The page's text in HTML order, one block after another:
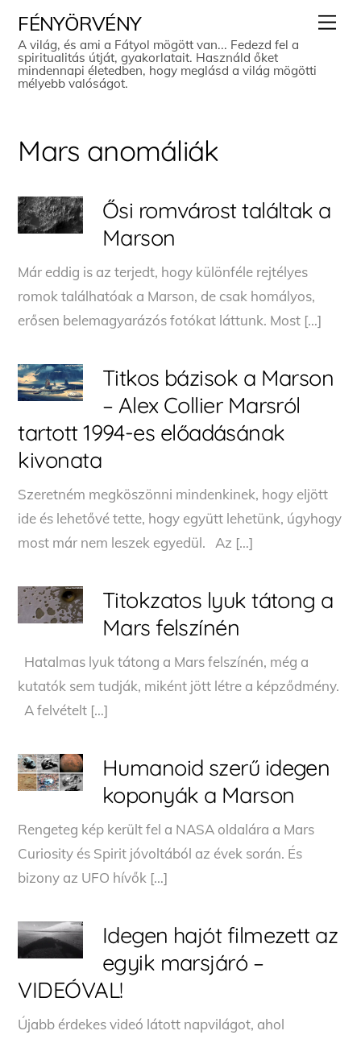
content
FÉNYÖRVÉNY
A világ, és ami a Fátyol mögött van... Fedezd fel a
spiritualitás útját, gyakorlatait. Használd őket
mindennapi életedben, hogy meglásd a világ mögötti
mélyebb valóságot.
Mars anomáliák
Ősi romvárost találtak a
Marson
Már eddig is az terjedt, hogy különféle rejtélyes
romok találhatóak a Marson, de csak homályos,
erősen belemagyarázós fotókat láttunk. Most […]
Titkos bázisok a Marson
– Alex Collier Marsról
tartott 1994-es előadásának
kivonata
Szeretném megköszönni mindenkinek, hogy eljött
ide és lehetővé tette, hogy együtt lehetünk, úgyhogy
most már nem leszek egyedül. Az […]
Titokzatos lyuk tátong a
Mars felszínén
Hatalmas lyuk tátong a Mars felszínén, még a
kutatók sem tudják, miként jött létre a képződmény.
A felvételt […]
Humanoid szerű idegen
koponyák a Marson
Rengeteg kép került fel a NASA oldalára a Mars
Curiosity és Spirit jóvoltából az évek során. És
bizony az UFO hívők […]
Idegen hajót filmezett az
egyik marsjáró –
VIDEÓVAL!
Újabb érdekes videó látott napvilágot, ahol